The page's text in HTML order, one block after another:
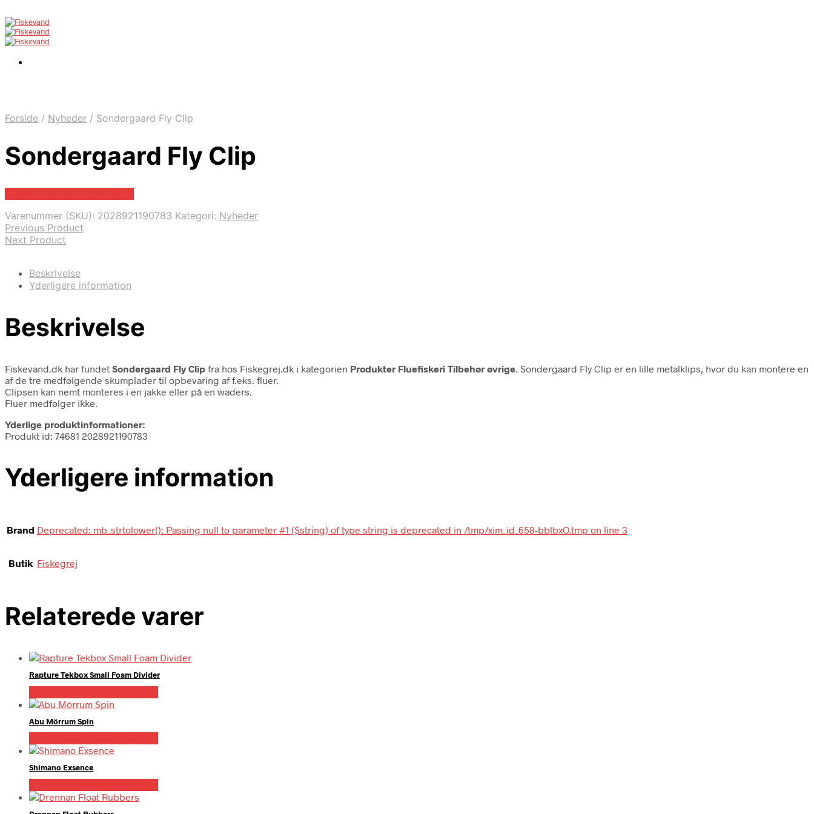
Forside / Nyheder / Sondergaard Fly Clip
Sondergaard Fly Clip
Varenummer (SKU): 2028921190783 Kategori: Nyheder
Previous Product
Next Product
Beskrivelse
Yderligere information
Beskrivelse
Fiskevand.dk har fundet Sondergaard Fly Clip fra hos Fiskegrej.dk i kategorien Produkter Fluefiskeri Tilbehør øvrige . Sondergaard Fly Clip er en lille metalklips, hvor du kan montere en
af de tre medfølgende skumplader til opbevaring af f.eks. fluer.
Clipsen kan nemt monteres i en jakke eller på en waders.
Fluer medfølger ikke.
Yderlige produktinformationer:
Produkt id: 74681 2028921190783
Yderligere information
Brand Deprecated: mb_strtolower(): Passing null to parameter #1 ($string) of type string is deprecated in /tmp/xim_id_658-bblbxO.tmp on line 3
Butik Fiskegrej
Relaterede varer
Rapture Tekbox Small Foam Divider
Abu Mörrum Spin
Shimano Exsence